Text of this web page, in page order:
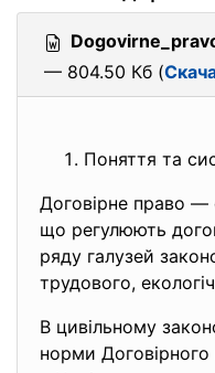
— 804.50 Кб (
Поняття та
Договірне право
що регулюють
ряду галузей
трудового,
В цивільному
норми Договірного